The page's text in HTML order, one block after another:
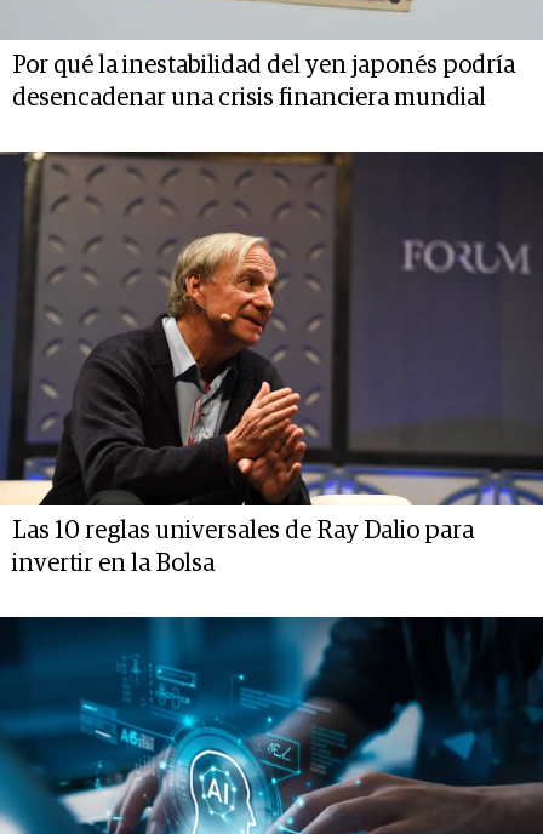
Por qué la inestabilidad del yen japonés podría
desencadenar una crisis financiera mundial
Las 10 reglas universales de Ray Dalio para
invertir en la Bolsa